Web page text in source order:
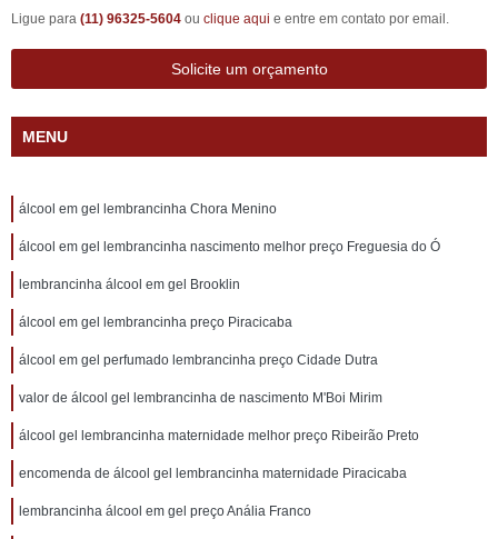
Ligue para (11) 96325-5604 ou clique aqui e entre em contato por email.
Solicite um orçamento
MENU
álcool em gel lembrancinha Chora Menino
álcool em gel lembrancinha nascimento melhor preço Freguesia do Ó
lembrancinha álcool em gel Brooklin
álcool em gel lembrancinha preço Piracicaba
álcool em gel perfumado lembrancinha preço Cidade Dutra
valor de álcool gel lembrancinha de nascimento M'Boi Mirim
álcool gel lembrancinha maternidade melhor preço Ribeirão Preto
encomenda de álcool gel lembrancinha maternidade Piracicaba
lembrancinha álcool em gel preço Anália Franco